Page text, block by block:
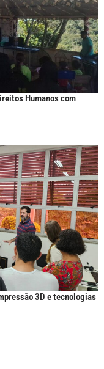
Humanos com
3D e tecnologias